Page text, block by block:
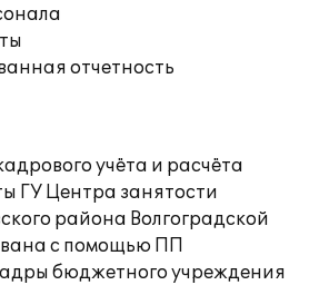
отчетность
учёта и расчёта
ГУ Центра занятости
района Волгоградской
с помощью ПП
бюджетного учреждения